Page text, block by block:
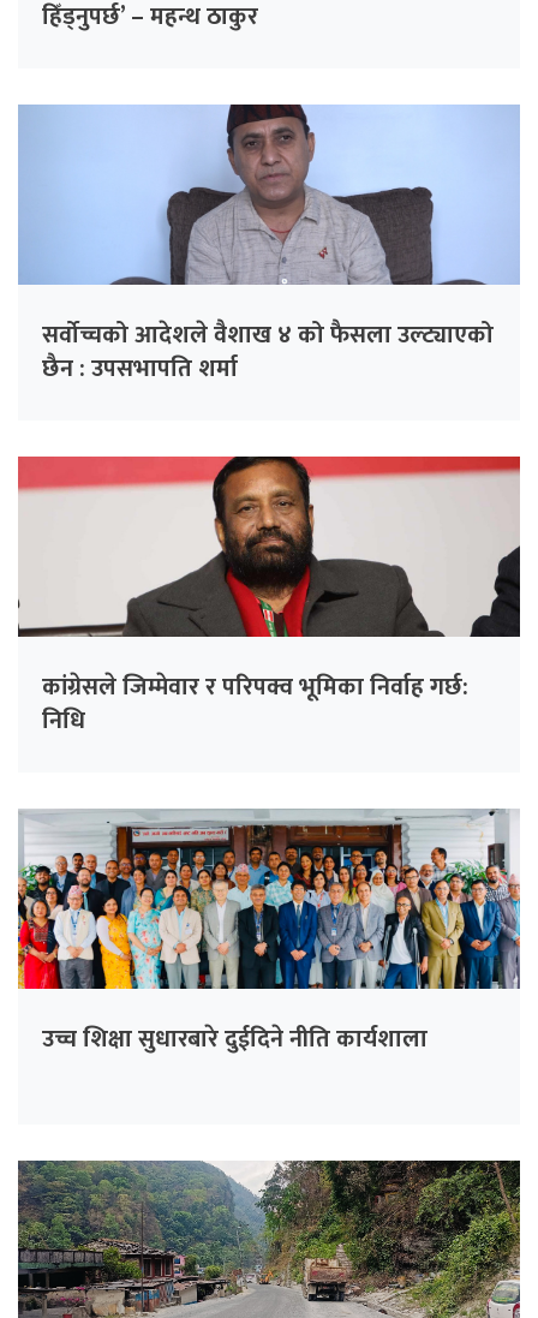
हिँड्नुपर्छ’ – महन्थ ठाकुर
सर्वोच्चको आदेशले वैशाख ४ को फैसला उल्ट्याएको
छैन : उपसभापति शर्मा
कांग्रेसले जिम्मेवार र परिपक्व भूमिका निर्वाह गर्छ:
निधि
उच्च शिक्षा सुधारबारे दुईदिने नीति कार्यशाला